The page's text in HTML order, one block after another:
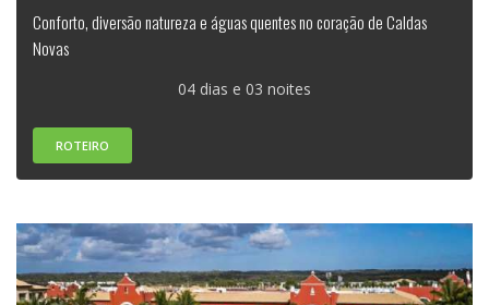
Conforto, diversão natureza e águas quentes no coração de Caldas
Novas
04 dias e 03 noites
ROTEIRO